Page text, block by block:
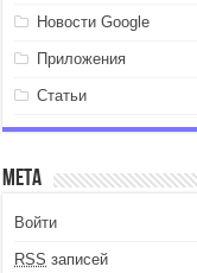
Новости Google
Приложения
Статьи
Мета
Войти
RSS записей